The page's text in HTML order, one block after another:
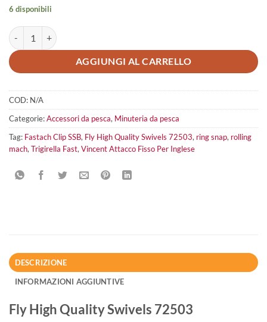
6 disponibili
Fly High Quality Swivels 72503 quantità
AGGIUNGI AL CARRELLO
COD: N/A
Categorie:Accessori da pesca, Minuteria da pesca
Tag: Fastach Clip SSB, Fly High Quality Swivels 72503, ring snap, rolling
mach, Trigirella Fast, Vincent Attacco Fisso Per Inglese
DESCRIZIONE
INFORMAZIONI AGGIUNTIVE
Fly High Quality Swivels 72503